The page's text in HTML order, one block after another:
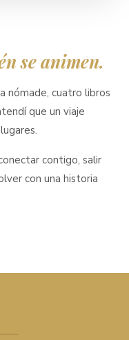
se animen.
nómade, cuatro libros
que un viaje
contigo, salir
con una historia